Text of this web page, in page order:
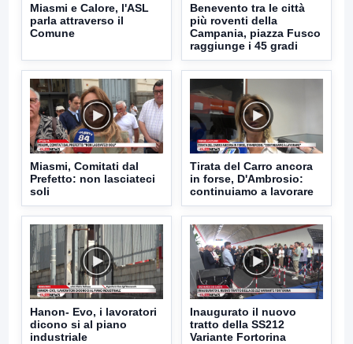
Miasmi e Calore, l'ASL
parla attraverso il
Comune
Benevento tra le città
più roventi della
Campania, piazza Fusco
raggiunge i 45 gradi
Miasmi, Comitati dal
Prefetto: non lasciateci
soli
Tirata del Carro ancora
in forse, D'Ambrosio:
continuiamo a lavorare
Hanon- Evo, i lavoratori
dicono si al piano
industriale
Inaugurato il nuovo
tratto della SS212
Variante Fortorina